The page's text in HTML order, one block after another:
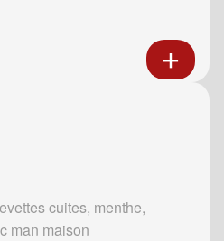
cuites, menthe,
man maison